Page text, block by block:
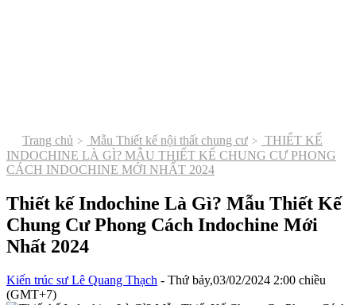
Trang chủ Mẫu Thiết kế nội thất chung cư
THIẾT KẾ
INDOCHINE LÀ GÌ? MẪU THIẾT KẾ CHUNG CƯ PHONG
CÁCH INDOCHINE MỚI NHẤT 2024
Thiết kế Indochine Là Gì? Mẫu Thiết Kế
Chung Cư Phong Cách Indochine Mới
Nhất 2024
Kiến trúc sư Lê Quang Thạch - Thứ bảy,03/02/2024 2:00 chiều
(GMT+7)